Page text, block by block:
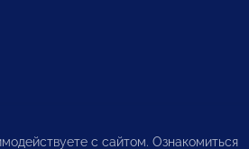
с сайтом. Ознакомиться